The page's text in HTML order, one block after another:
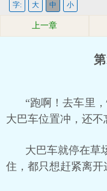
字: 大 中 小
第
上一章
“跑啊！去车里
大巴车位置冲，还不
大巴车就停在草
住，都只想赶紧离开